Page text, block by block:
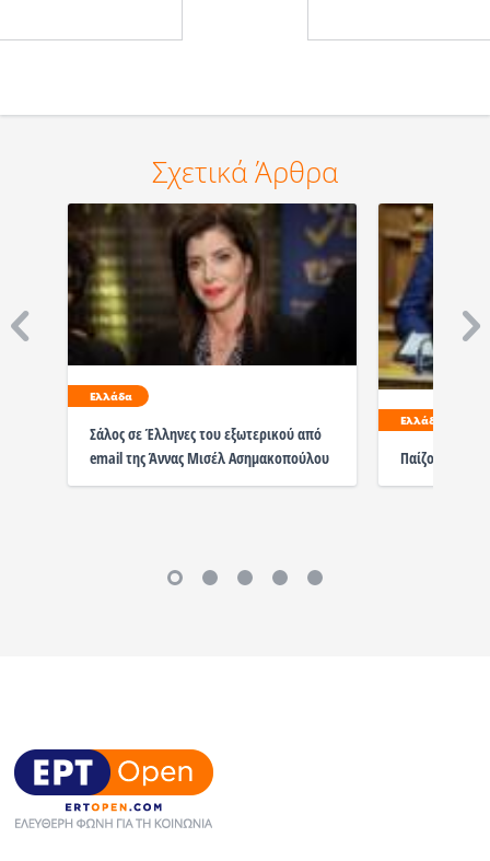
Σχετικά Άρθρα
Ελλάδα
Σάλος σε Έλληνες του εξωτερικού από
email της Άννας Μισέλ Ασημακοπούλου
Ελλάδα
Παίζουν με